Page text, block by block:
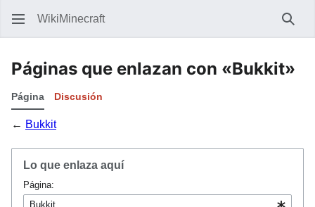
WikiMinecraft
Páginas que enlazan con «Bukkit»
Página Discusión
← Bukkit
Lo que enlaza aquí
Página: